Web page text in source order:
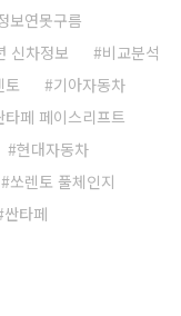
보연못구름
신차정보
비교분석
토
기아자동차
타페 페이스리프트
현대자동차
쏘렌토 풀체인지
싼타페